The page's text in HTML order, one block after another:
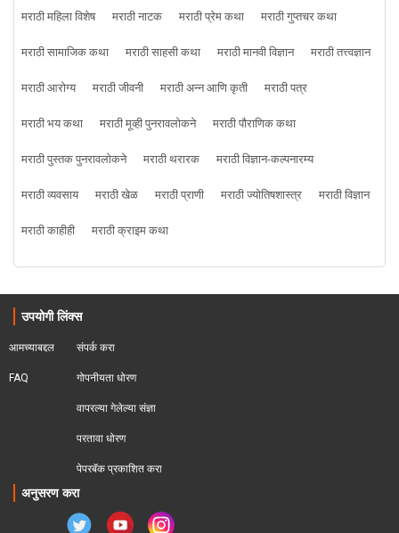
मराठी महिला विशेष
मराठी नाटक मराठी प्रेम कथा
मराठी गुप्तचर कथा
मराठी सामाजिक कथा
मराठी साहसी कथा मराठी मानवी विज्ञान
मराठी तत्त्वज्ञान
मराठी आरोग्य
मराठी जीवनी मराठी अन्न आणि कृती
मराठी पत्र
मराठी भय कथा
मराठी मूव्ही पुनरावलोकने
मराठी पौराणिक कथा
मराठी पुस्तक पुनरावलोकने
मराठी थरारक
मराठी विज्ञान-कल्पनारम्य
मराठी व्यवसाय
मराठी खेळ मराठी प्राणी मराठी ज्योतिषशास्त्र
मराठी विज्ञान
मराठी काहीही
मराठी क्राइम कथा
उपयोगी लिंक्स
आमच्याबद्दल
FAQ
संपर्क करा
गोपनीयता धोरण
वापरल्या गेलेल्या संज्ञा
परतावा धोरण
पेपरबॅक प्रकाशित करा
अनुसरण करा